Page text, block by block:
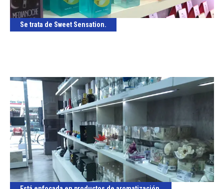
Se trata de Sweet Sensation.